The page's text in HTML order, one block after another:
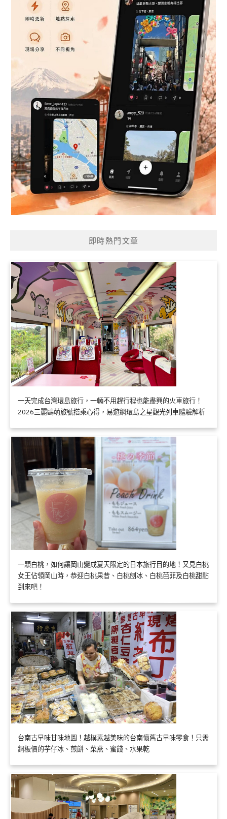
即時熱門文章
一天完成台灣環島旅行，一輛不用趕行程也能盡興的火車旅行！
2026三麗鷗萌旅號搭乘心得，易遊網環島之星觀光列車體驗解析
一顆白桃，如何讓岡山變成夏天限定的日本旅行目的地！又見白桃
女王佔領岡山時，恭迎白桃果昔、白桃刨冰、白桃芭菲及白桃甜點
到來吧！
台南古早味甘味地圖！越樸素越美味的台南懷舊古早味零食！只需
銅板價的芋仔冰、煎餅、菜燕、蜜餞、水果乾